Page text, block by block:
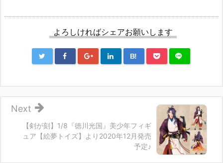
よろしければシェアお願いします
B!
【剣が刻】1/8『徳川光国』美少年フィギ
ュア【絵夢トイズ】より2020年12月発売
予定♪
Next